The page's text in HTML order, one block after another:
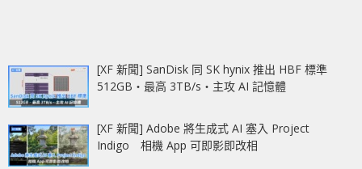
[XF 新聞] SanDisk 同 SK hynix 推出 HBF 標準
512GB‧最高 3TB/s‧主攻 AI 記憶體
[XF 新聞] Adobe 將生成式 AI 塞入 Project
Indigo 相機 App 可即影即改相